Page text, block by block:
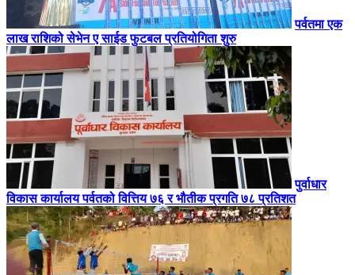
पर्वतमा एक
लाख राशिको सेभेन ए साईड फुटबल प्रतियोगिता शुरु
पुर्वाधार
विकास कार्यालय पर्वतको वित्तिय ७६ र भौतीक प्रगति ७८ प्रतिशत